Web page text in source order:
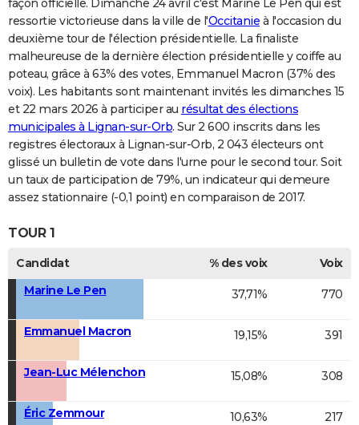
façon officielle. Dimanche 24 avril c'est Marine Le Pen qui est
ressortie victorieuse dans la ville de l'Occitanie à l'occasion du
deuxième tour de l'élection présidentielle. La finaliste
malheureuse de la dernière élection présidentielle y coiffe au
poteau, grâce à 63% des votes, Emmanuel Macron (37% des
voix). Les habitants sont maintenant invités les dimanches 15
et 22 mars 2026 à participer au résultat des élections
municipales à Lignan-sur-Orb. Sur 2 600 inscrits dans les
registres électoraux à Lignan-sur-Orb, 2 043 électeurs ont
glissé un bulletin de vote dans l'urne pour le second tour. Soit
un taux de participation de 79%, un indicateur qui demeure
assez stationnaire (-0,1 point) en comparaison de 2017.
TOUR 1
Candidat % des voix
Voix
Marine Le Pen
37,71% 770
Emmanuel Macron 19,15% 391
Jean-Luc Mélenchon 15,08% 308
Éric Zemmour 10,63% 217